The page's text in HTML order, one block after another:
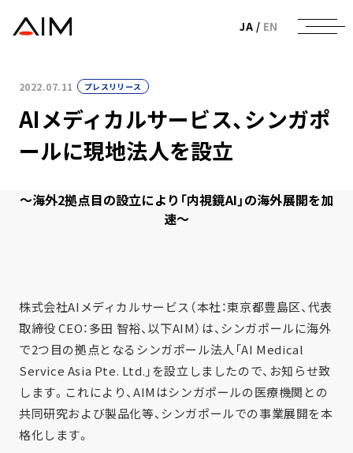
株式会社AIメディカルサービス
JA / EN
2022.07.11 プレスリリース
AIメディカルサービス、シンガポ
ールに現地法人を設立
〜海外2拠点目の設立により「内視鏡AI」の海外展開を加
速〜
株式会社AIメディカルサービス（本社：東京都豊島区、代表
取締役 CEO：多田 智裕、以下AIM）は、シンガポールに海外
で2つ目の拠点となるシンガポール法人「AI Medical
Service Asia Pte. Ltd.」を設立しましたので、お知らせ致
します。これにより、AIMはシンガポールの医療機関との
共同研究および製品化等、シンガポールでの事業展開を本
格化します。